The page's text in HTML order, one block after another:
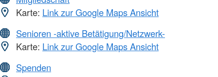
Karte: Link zur Google Maps Ansicht
Senioren -aktive Betätigung/Netzwerk-
Karte: Link zur Google Maps Ansicht
Spenden